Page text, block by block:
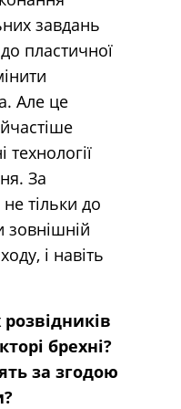
завдань
пластичної
Але це
технології
За
тільки до
зовнішній
і навіть
брехні?
за згодою